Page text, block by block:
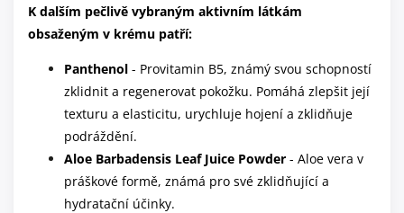
K dalším pečlivě vybraným aktivním látkám
obsaženým v krému patří:
Panthenol - Provitamin B5, známý svou schopností
zklidnit a regenerovat pokožku. Pomáhá zlepšit její
texturu a elasticitu, urychluje hojení a zklidňuje
podráždění.
Aloe Barbadensis Leaf Juice Powder - Aloe vera v
práškové formě, známá pro své zklidňující a
hydratační účinky.